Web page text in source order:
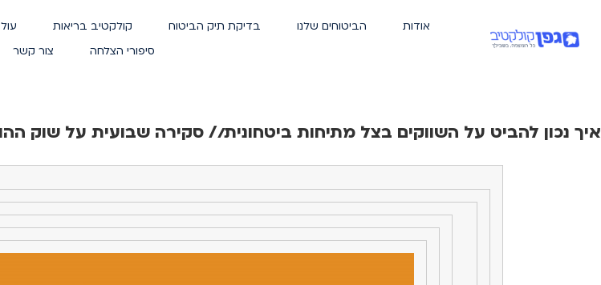
אודות הביטוחים שלנו בדיקת תיק הביטוח קולקטיב בריאות
סיפורי הצלחה
צור קשר
איך נכון להביט על השווקים בצל מתיחות ביטחונית// סקירה שבועית על שוק